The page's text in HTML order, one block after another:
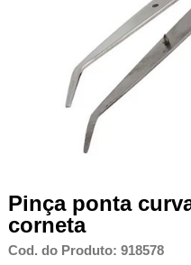
Pinça ponta
corneta
Cod. do Produto: 918578